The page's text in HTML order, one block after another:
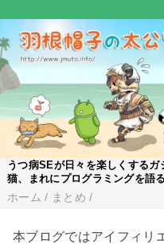
うつ病SEが日々を楽しくする
猫、まれにプログラミングを語
ホーム / まとめ /
本ブログではアイフィリ